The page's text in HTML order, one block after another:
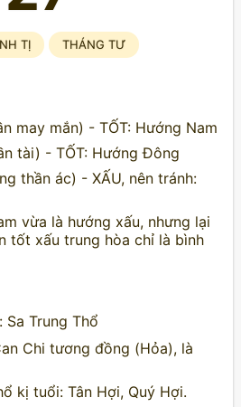
TỊ THÁNG TƯ
may mắn) - TỐT: Hướng Nam
tài) - TỐT: Hướng Đông
thần ác) - XẤU, nên tránh:
vừa là hướng xấu, nhưng lại
tốt xấu trung hòa chỉ là bình
Sa Trung Thổ
Chi tương đồng (Hỏa), là
kị tuổi: Tân Hợi, Quý Hợi.